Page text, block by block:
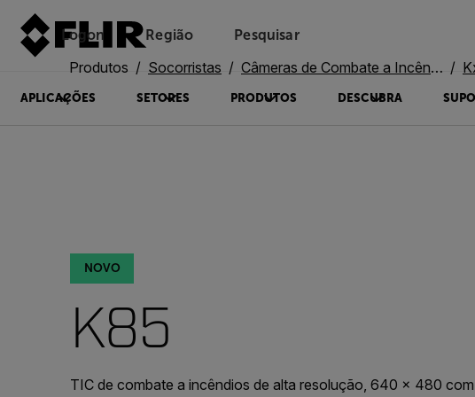
Logon Região Pesquisar
APLICAÇÕES SETORES PRODUTOS DESCUBRA
Produtos Socorristas Câmeras de Combate a Incêndios
NOVO
K85
TIC de combate a incêndios de alta resolução, 640 × 480